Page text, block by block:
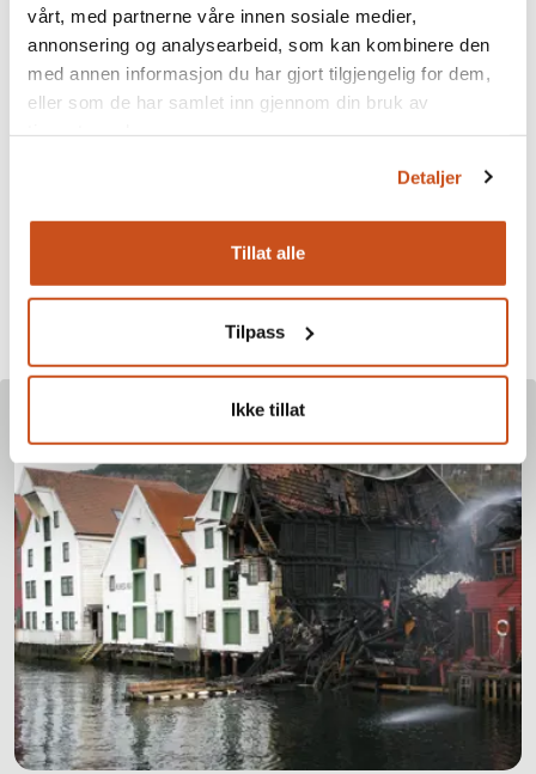
vårt, med partnerne våre innen sosiale medier,
annonsering og analysearbeid, som kan kombinere den
med annen informasjon du har gjort tilgjengelig for dem,
eller som de har samlet inn gjennom din bruk av
Detaljer
Tillat alle
Tilpass
Ikke tillat
brytere og stikkontakter i bakelitt og porselen. Silketrukne
ledninger til lampetter og kopier av gamle klassiske lamper
fra ulike stilperioder finnes også på markedet. Alt godkjent
for bruk i moderne hus, selvfølgelig.
Godt vedlikehold er skade- og brannforebyggende!
Les mer om dette emnet